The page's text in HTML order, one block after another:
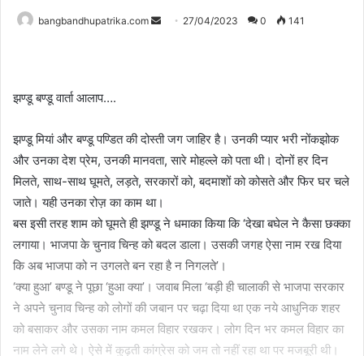
bangbandhupatrika.com
Send 27/04/2023 0 141
झण्डू बण्डू वार्ता आलाप….
झण्डू मियां और बण्डू पण्डित की दोस्ती जग जाहिर है। उनकी प्यार भरी नोंकझोक
और उनका देश प्रेम, उनकी मानवता, सारे मोहल्ले को पता थी। दोनों हर दिन
मिलते, साथ-साथ घूमते, लड़ते, सरकारों को, बदमाशों को कोसते और फिर घर चले
जाते। यही उनका रोज़ का काम था।
बस इसी तरह शाम को घूमते ही झण्डू ने धमाका किया कि ‘देखा बघेल ने कैसा छक्का
लगाया। भाजपा के चुनाव चिन्ह को बदल डाला। उसकी जगह ऐसा नाम रख दिया
कि अब भाजपा को न उगलते बन रहा है न निगलते’।
‘क्या हुआ’ बण्डू ने पूछा ‘हुआ क्या’। जवाब मिला ‘बड़ी ही चालाकी से भाजपा सरकार
ने अपने चुनाव चिन्ह को लोगों की जबान पर चढ़ा दिया था एक नये आधुनिक शहर
को बसाकर और उसका नाम कमल विहार रखकर। लोग दिन भर कमल विहार का
नाम लेने लगे थे। ऐसे में कुढ़ती कांग्रेस को जम तो नहीं रहा था पर मजबूरी थी।